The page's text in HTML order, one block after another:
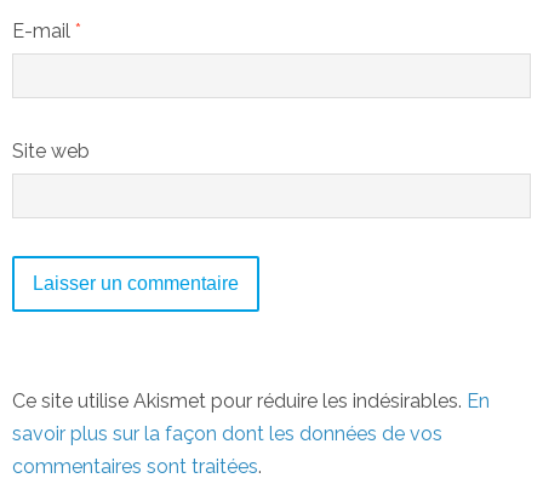
E-mail *
Site web
Ce site utilise Akismet pour réduire les indésirables. En
savoir plus sur la façon dont les données de vos
commentaires sont traitées.